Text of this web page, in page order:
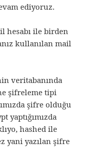
ediyoruz.
hesabı ile birden
kullanılan mail
veritabanında
şifreleme tipi
şifre olduğu
yaptığımızda
hashed ile
yani yazılan şifre